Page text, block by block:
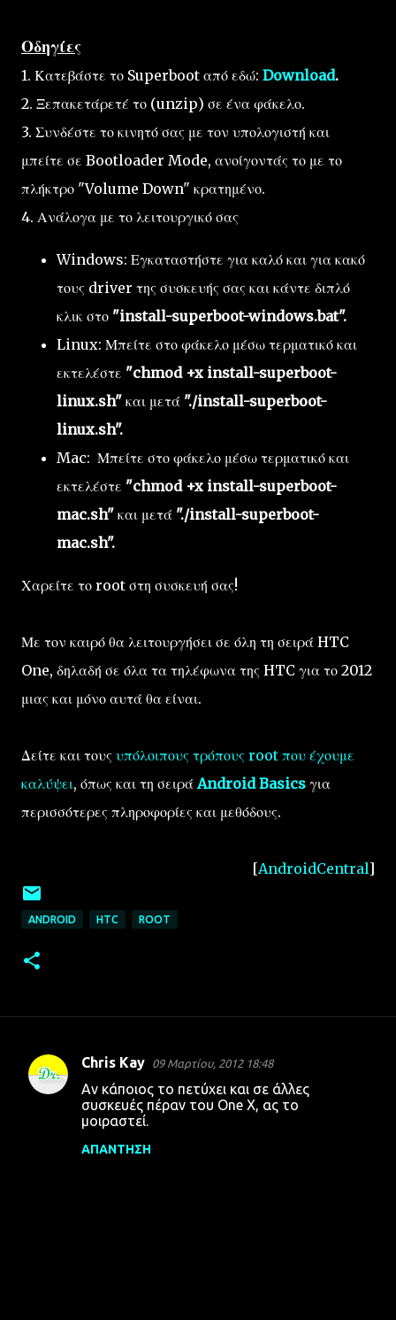
Οδηγίες
1. Κατεβάστε το Superboot από εδώ: Download.
2. Ξεπακετάρετέ το (unzip) σε ένα φάκελο.
3. Συνδέστε το κινητό σας με τον υπολογιστή και
μπείτε σε Bootloader Mode, ανοίγοντάς το με το
πλήκτρο "Volume Down" κρατημένο.
4. Ανάλογα με το λειτουργικό σας
Windows: Εγκαταστήστε για καλό και για κακό
τους driver της συσκευής σας και κάντε διπλό
κλικ στο "install-superboot-windows.bat".
Linux: Μπείτε στο φάκελο μέσω τερματικό και
εκτελέστε "chmod +x install-superboot-
linux.sh" και μετά "./install-superboot-
linux.sh".
Mac: Μπείτε στο φάκελο μέσω τερματικό και
εκτελέστε "chmod +x install-superboot-
mac.sh" και μετά "./install-superboot-
mac.sh".
Χαρείτε το root στη συσκευή σας!
Με τον καιρό θα λειτουργήσει σε όλη τη σειρά HTC
One, δηλαδή σε όλα τα τηλέφωνα της HTC για το 2012
μιας και μόνο αυτά θα είναι.
Δείτε και τους υπόλοιπους τρόπους root που έχουμε
καλύψει, όπως και τη σειράAndroid Basics για
περισσότερες πληροφορίες και μεθόδους.
[AndroidCentral]
ANDROID HTC ROOT
Σ
Chris Kay 09 Μαρτίου, 2012 18:48
Αν κάποιος το πετύχει και σε άλλες
συσκευές πέραν του One X, ας το
μοιραστεί.
ΑΠΆΝΤΗΣΗ